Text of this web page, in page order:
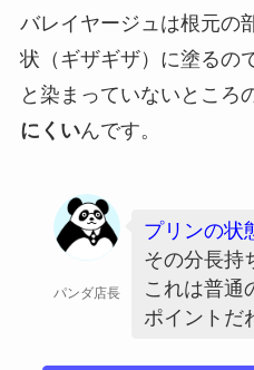
バレイヤージュは根元の
状（ギザギザ）に塗るの
と染まっていないところ
にくいんです。
パンダ店長
プリンの状
その分長持
これは普通
ポイントだ